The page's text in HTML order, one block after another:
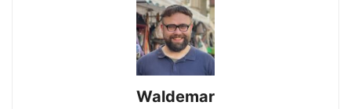
Waldemar